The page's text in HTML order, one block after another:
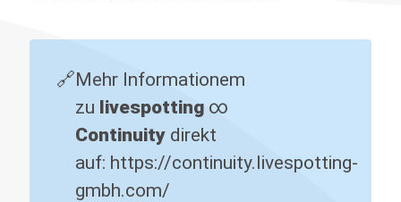
🔗Mehr Informationem
zu livespotting ∞
Continuitydirekt
auf: https://continuity.livespotting-
gmbh.com/